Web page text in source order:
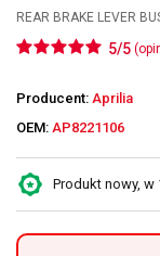
REAR BRAKE LEVER
5/5
Producent: Aprilia
OEM: AP8221106
Produkt nowy, w